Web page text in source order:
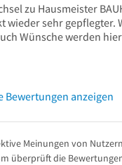
zu Hausmeister
wieder sehr gepflegter.
Wünsche werden
Bewertungen anzeigen
Meinungen von
überprüft die